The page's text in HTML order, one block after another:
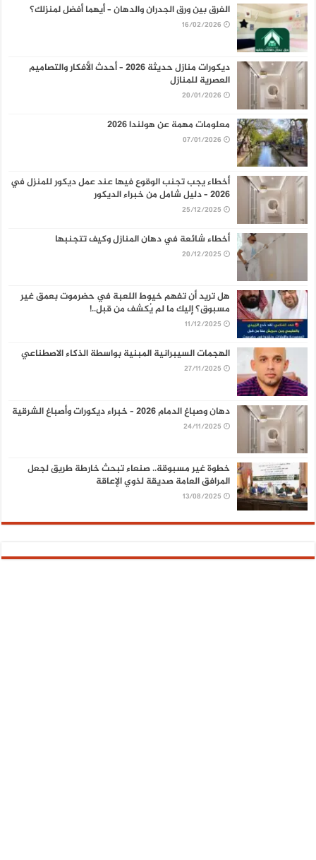
الفرق بين ورق الجدران والدهان – أيهما أفضل لمنزلك؟
16/02/2026
ديكورات منازل حديثة 2026 – أحدث الأفكار والتصاميم
العصرية للمنازل
20/01/2026
معلومات مهمة عن هولندا 2026
07/01/2026
أخطاء يجب تجنب الوقوع فيها عند عمل ديكور للمنزل في
2026 – دليل شامل من خبراء الديكور
25/12/2025
أخطاء شائعة في دهان المنازل وكيف تتجنبها
20/12/2025
هل تريد أن تفهم خيوط اللعبة في حضرموت بعمق غير
مسبوق؟ إليك ما لم يُكشف من قبل..!
11/12/2025
الهجمات السيبرانية المبنية بواسطة الذكاء الاصطناعي
27/11/2025
دهان وصباغ الدمام 2026 – خبراء ديكورات وأصباغ الشرقية
24/11/2025
خطوة غير مسبوقة.. صنعاء تبحث خارطة طريق لجعل
المرافق العامة صديقة لذوي الإعاقة
13/08/2025